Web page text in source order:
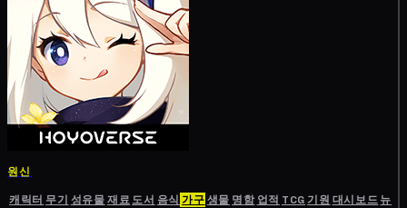
원신
캐릭터 무기 성유물재료도서 음식 가구생물 명함 업적 TCG기원 대시보드뉴